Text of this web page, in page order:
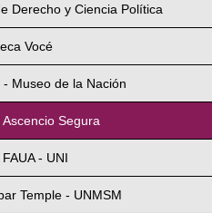
Derecho y Ciencia Política
Vocé
Museo de la Nación
Segura
- UNI
Temple - UNMSM